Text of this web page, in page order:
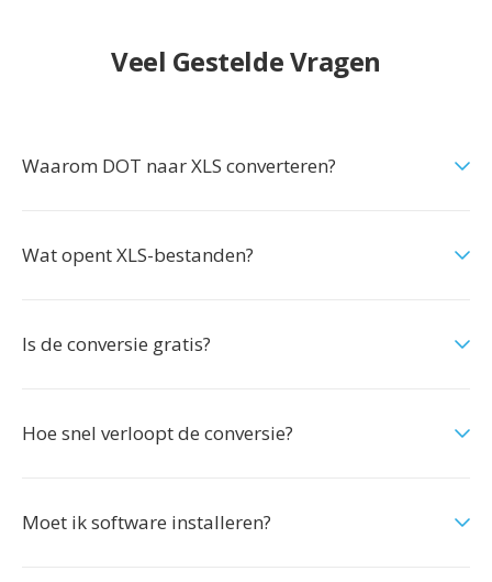
Veel Gestelde Vragen
Waarom DOT naar XLS converteren?
Wat opent XLS-bestanden?
Is de conversie gratis?
Hoe snel verloopt de conversie?
Moet ik software installeren?